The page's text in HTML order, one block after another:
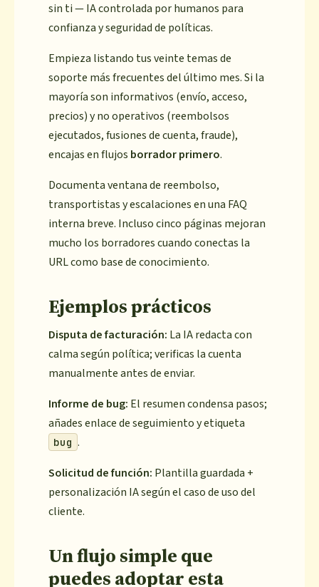
sin ti — IA controlada por humanos para
confianza y seguridad de políticas.
Empieza listando tus veinte temas de
soporte más frecuentes del último mes. Si la
mayoría son informativos (envío, acceso,
precios) y no operativos (reembolsos
ejecutados, fusiones de cuenta, fraude),
encajas en flujos borrador primero.
Documenta ventana de reembolso,
transportistas y escalaciones en una FAQ
interna breve. Incluso cinco páginas mejoran
mucho los borradores cuando conectas la
URL como base de conocimiento.
Ejemplos prácticos
Disputa de facturación: La IA redacta con
calma según política; verificas la cuenta
manualmente antes de enviar.
Informe de bug: El resumen condensa pasos;
añades enlace de seguimiento y etiqueta
bug .
Solicitud de función: Plantilla guardada +
personalización IA según el caso de uso del
cliente.
Un flujo simple que
puedes adoptar esta